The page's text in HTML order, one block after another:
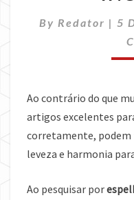
By Redator | 5
Ao contrário do que
artigos excelentes
corretamente, podem
leveza e harmonia
Ao pesquisar por